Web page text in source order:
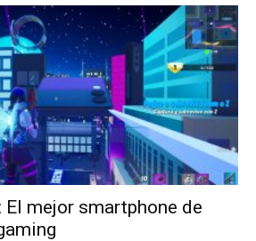
El mejor smartphone de